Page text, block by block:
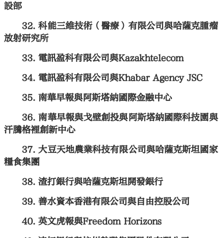
設部
科能三維技術（醫療）有限公司與哈薩克腫瘤
放射研究所
電訊盈科有限公司與Kazakhtelecom
電訊盈科有限公司與Khabar Agency JSC
南華早報與阿斯塔納國際金融中心
南華早報與戈壁創投與阿斯塔納國際科技園與
汗騰格裡創新中心
大豆天地農業科技有限公司與哈薩克斯坦國家
糧食集團
渣打銀行與哈薩克斯坦開發銀行
善水資本香港有限公司與自由控股公司
英文虎報與Freedom Horizons